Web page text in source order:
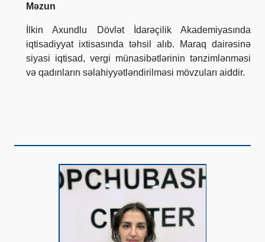
Məzun
İlkin Axundlu Dövlət İdarəçilik Akademiyasında
iqtisadiyyat ixtisasında təhsil alıb. Maraq dairəsinə
siyasi iqtisad, vergi münasibətlərinin tənzimlənməsi
və qadınların səlahiyyətləndirilməsi mövzuları aiddir.